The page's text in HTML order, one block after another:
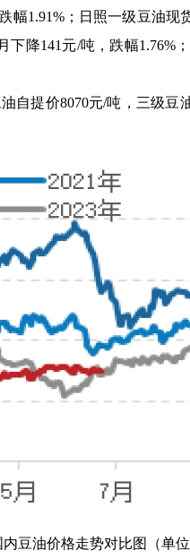
幅1.91%；日照一级豆油现
下降141元/吨，跌幅1.76%
自提价8070元/吨，三级豆
豆油价格走势对比图（单位